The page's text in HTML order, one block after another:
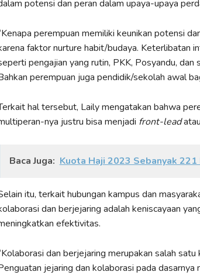
potensi dan peran dalam upaya-upaya
perempuan memiliki keunikan potensi
faktor nurture habit/budaya. Keterlibatan
pengajian yang rutin, PKK, Posyandu, dan
perempuan juga pendidik/sekolah awal
hal tersebut, Laily mengatakan bahwa
nya justru bisa menjadi front-lead
Baca Juga: Kuota Haji 2023 Sebanyak
itu, terkait hubungan kampus dan
dan berjejaring adalah keniscayaan
efektivitas.
dan berjejaring merupakan salah
jejaring dan kolaborasi pada